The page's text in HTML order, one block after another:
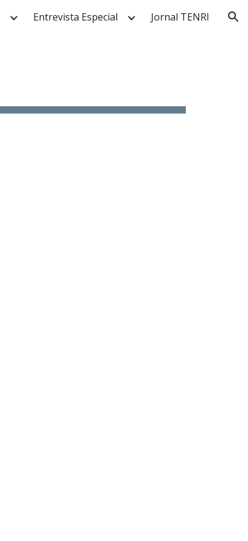
Entrevista Especial Jornal TENRI